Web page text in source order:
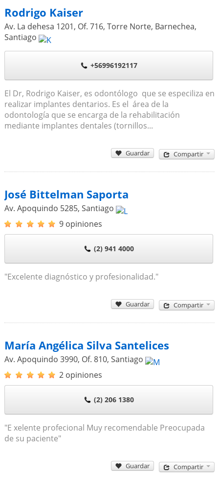
Rodrigo Kaiser
Av. La dehesa 1201, Of. 716, Torre Norte, Barnechea,
Santiago
+56996192117
El Dr, Rodrigo Kaiser, es odontólogo que se especiliza en
realizar implantes dentarios. Es el área de la
odontología que se encarga de la rehabilitación
mediante implantes dentales (tornillos...
Guardar Compartir
José Bittelman Saporta
Av. Apoquindo 5285, Santiago
9 opiniones
(2) 941 4000
"Excelente diagnóstico y profesionalidad."
Guardar Compartir
María Angélica Silva Santelices
Av. Apoquindo 3990, Of. 810, Santiago
2 opiniones
(2) 206 1380
"E xelente profecional Muy recomendable Preocupada
de su paciente"
Guardar Compartir